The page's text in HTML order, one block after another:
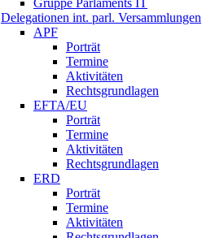
Gruppe Parlaments IT
Delegationen int. parl. Versammlungen
APF
Porträt
Termine
Aktivitäten
Rechtsgrundlagen
EFTA/EU
Porträt
Termine
Aktivitäten
Rechtsgrundlagen
ERD
Porträt
Termine
Aktivitäten